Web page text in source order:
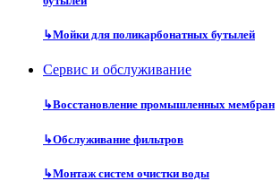
↳Мойки для поликарбонатных бутылей
Сервис и обслуживание
↳Восстановление промышленных мембран
↳Обслуживание фильтров
↳Монтаж систем очистки воды